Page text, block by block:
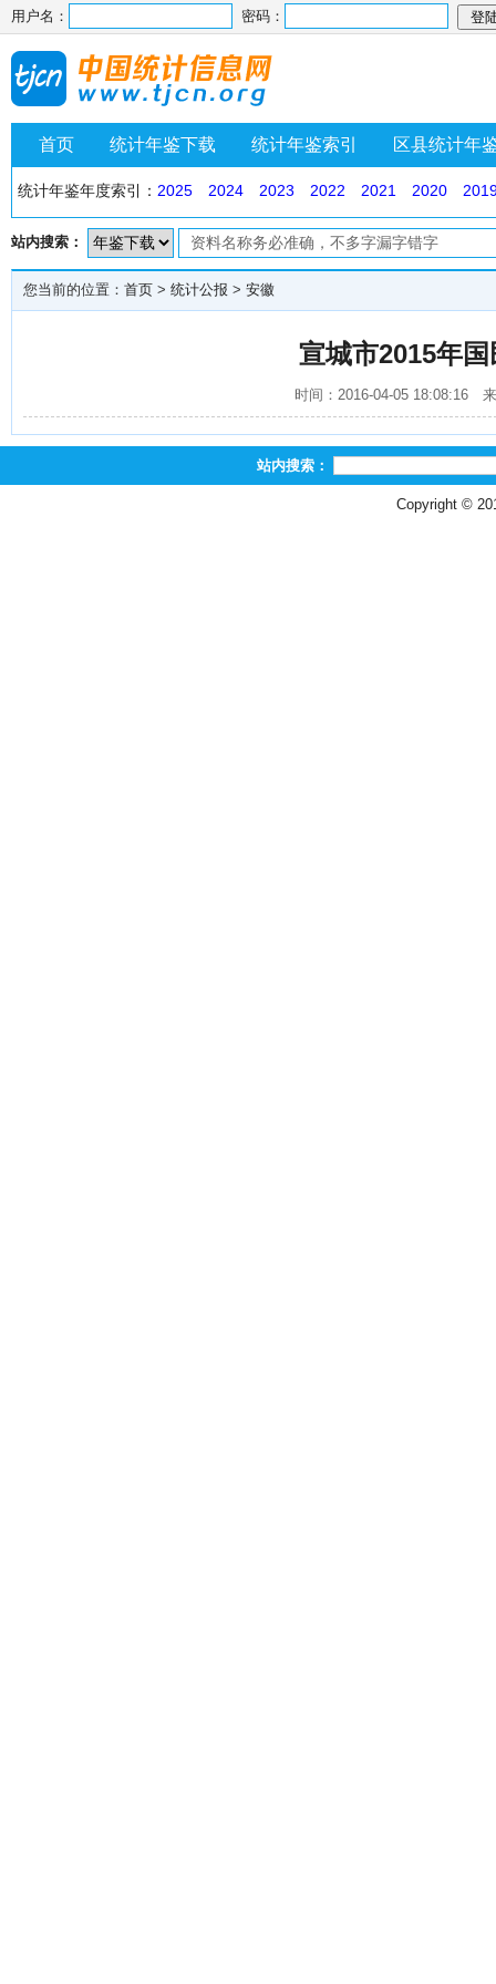
用户名： 密码：
首页 统计年鉴下载 统计年鉴索引 区县统计年
统计年鉴年度索引： 2025 2024 2023 2022 2021 2020
站内搜索：
您当前的位置： 首页 > 统计公报 > 安徽
宣城市2015年
时间：2016-04-05 18:08:16
站内搜索：
Copyright ©